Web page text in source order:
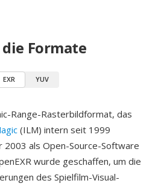
die Formate
EXR YUV
Range-Rasterbildformat, das
(ILM) intern seit 1999
2003 als Open-Source-Software
wurde geschaffen, um die
des Spielfilm-Visual-